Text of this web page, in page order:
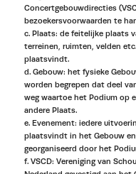
Concertgebouwdirecties
bezoekersvoorwaarden te
c. Plaats: de feitelijke plaats
terreinen, ruimten, velden
plaatsvindt.
d. Gebouw: het fysieke
worden begrepen dat deel
weg waartoe het Podium op
andere Plaats.
e. Evenement: iedere
plaatsvindt in het Gebouw
georganiseerd door het
f. VSCD: Vereniging van